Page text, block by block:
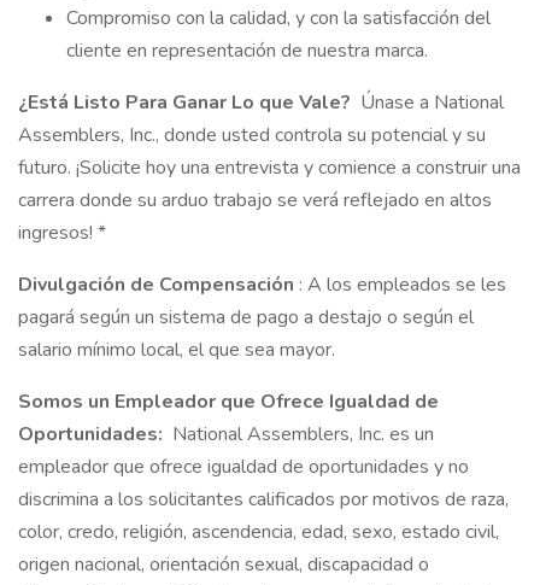
Compromiso con la calidad, y con la satisfacción del
cliente en representación de nuestra marca.
¿Está Listo Para Ganar Lo que Vale? Únase a National
Assemblers, Inc., donde usted controla su potencial y su
futuro. ¡Solicite hoy una entrevista y comience a construir una
carrera donde su arduo trabajo se verá reflejado en altos
ingresos! *
Divulgación de Compensación : A los empleados se les
pagará según un sistema de pago a destajo o según el
salario mínimo local, el que sea mayor.
Somos un Empleador que Ofrece Igualdad de
Oportunidades: National Assemblers, Inc. es un
empleador que ofrece igualdad de oportunidades y no
discrimina a los solicitantes calificados por motivos de raza,
color, credo, religión, ascendencia, edad, sexo, estado civil,
origen nacional, orientación sexual, discapacidad o